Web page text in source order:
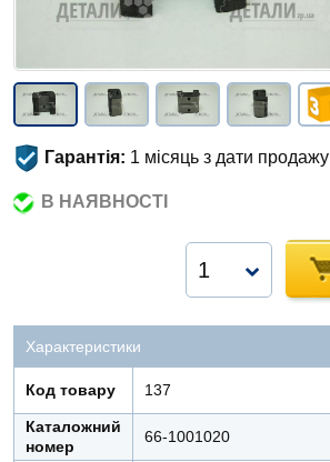
Гарантія: 1 місяць з дати продажу
В НАЯВНОСТІ
1
Характеристики
Код товару 137
Каталожний
номер
66-1001020